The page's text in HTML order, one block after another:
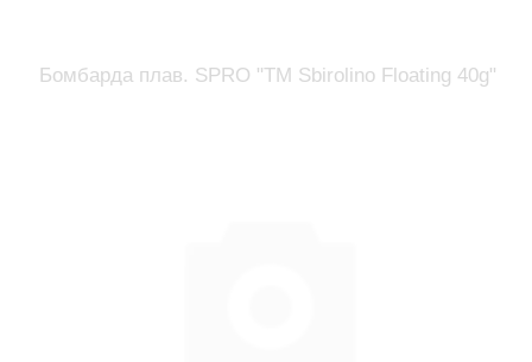
Бомбарда плав. SPRO "TM Sbirolino Floating 40g"